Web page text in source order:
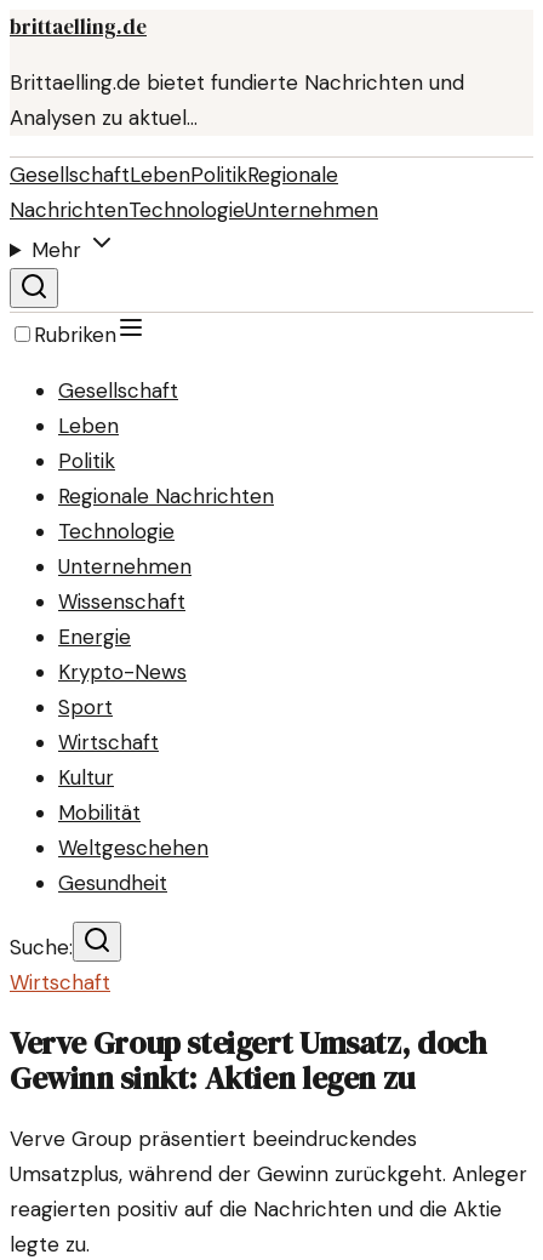
brittaelling.de
Brittaelling.de bietet fundierte Nachrichten und
Analysen zu aktuel…
GesellschaftLebenPolitikRegionale
NachrichtenTechnologieUnternehmen
Mehr
Rubriken
Gesellschaft
Leben
Politik
Regionale Nachrichten
Technologie
Unternehmen
Wissenschaft
Energie
Krypto-News
Sport
Wirtschaft
Kultur
Mobilität
Weltgeschehen
Gesundheit
Suche:
Wirtschaft
Verve Group steigert Umsatz, doch
Gewinn sinkt: Aktien legen zu
Verve Group präsentiert beeindruckendes
Umsatzplus, während der Gewinn zurückgeht. Anleger
reagierten positiv auf die Nachrichten und die Aktie
legte zu.